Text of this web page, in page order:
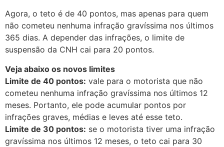
Agora, o teto é de 40 pontos, mas apenas para quem
não cometeu nenhuma infração gravíssima nos últimos
365 dias. A depender das infrações, o limite de
suspensão da CNH cai para 20 pontos.
Veja abaixo os novos limites
Limite de 40 pontos: vale para o motorista que não
cometeu nenhuma infração gravíssima nos últimos 12
meses. Portanto, ele pode acumular pontos por
infrações graves, médias e leves até esse teto.
Limite de 30 pontos: se o motorista tiver uma infração
gravíssima nos últimos 12 meses, o teto cai para 30